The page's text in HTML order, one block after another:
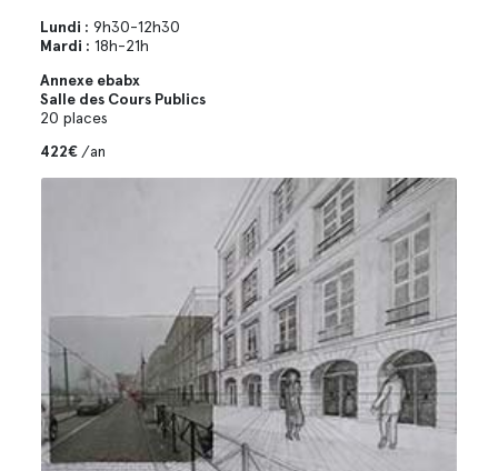
Lundi : 9h30-12h30
Mardi : 18h-21h
Annexe ebabx
Salle des Cours Publics
20 places
422€ /an